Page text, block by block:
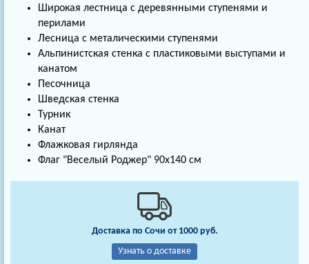
Широкая лестница с деревянными ступенями и
перилами
Лесница с металическими ступенями
Альпинистская стенка с пластиковыми выступами и
канатом
Песочница
Шведская стенка
Турник
Канат
Флажковая гирлянда
Флаг "Веселый Роджер" 90х140 см
Доставка по Сочи от 1000 руб.
Узнать о доставке